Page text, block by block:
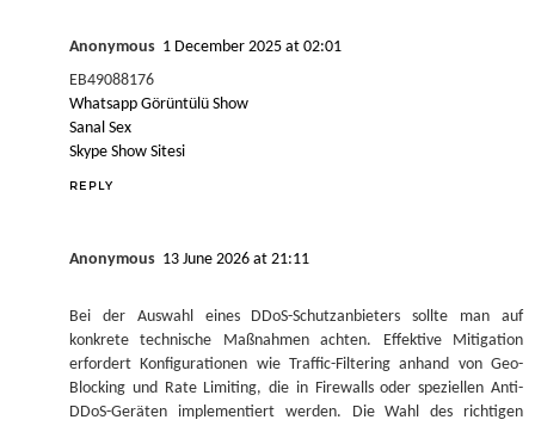
Anonymous 1 December 2025 at 02:01
EB49088176
Whatsapp Görüntülü Show
Sanal Sex
Skype Show Sitesi
REPLY
Anonymous 13 June 2026 at 21:11
Bei der Auswahl eines DDoS-Schutzanbieters sollte man auf
konkrete technische Maßnahmen achten. Effektive Mitigation
erfordert Konfigurationen wie Traffic-Filtering anhand von Geo-
Blocking und Rate Limiting, die in Firewalls oder speziellen Anti-
DDoS-Geräten implementiert werden. Die Wahl des richtigen